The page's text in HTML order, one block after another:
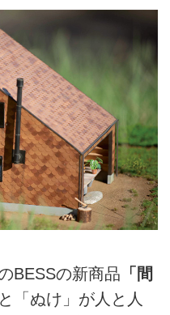
BESSの新商品 「間
「ぬけ」が人と人